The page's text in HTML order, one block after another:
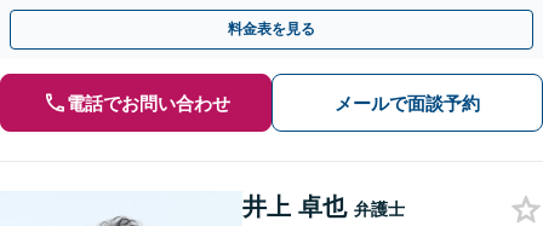
を大事にし、より納得できる解決を目指します。
料金表を見る
電話でお問い合わせ メールで面談予約
井上 卓也 弁護士